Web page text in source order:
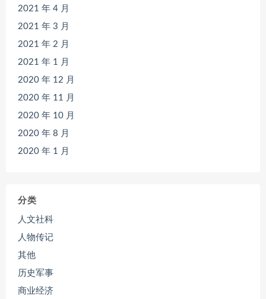
2021 年 4 月
2021 年 3 月
2021 年 2 月
2021 年 1 月
2020 年 12 月
2020 年 11 月
2020 年 10 月
2020 年 8 月
2020 年 1 月
分类
人文社科
人物传记
其他
历史军事
商业经济